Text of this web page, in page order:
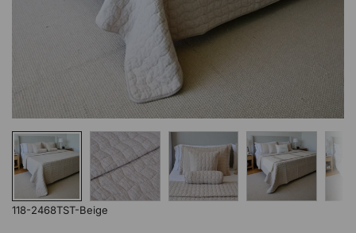
118-2468TST-Beige